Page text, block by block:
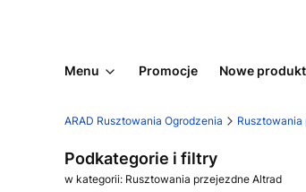
Menu Promocje Nowe
ARAD Rusztowania Ogrodzenia
Podkategorie i filtry
w kategorii: Rusztowania przejezdne Altrad